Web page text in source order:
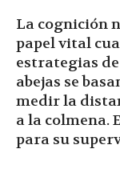
La cognición
papel vital
estrategias
abejas se
medir la
a la colmena.
para su